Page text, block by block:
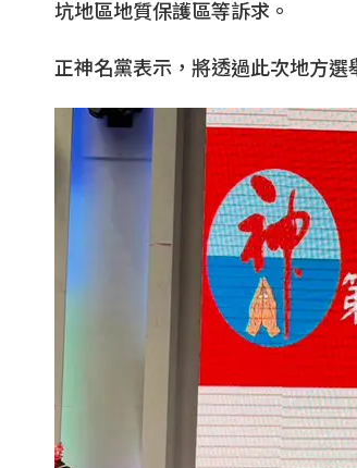
坑地區地質保護區等訴求。
正神名黨表示，將透過此次地方選